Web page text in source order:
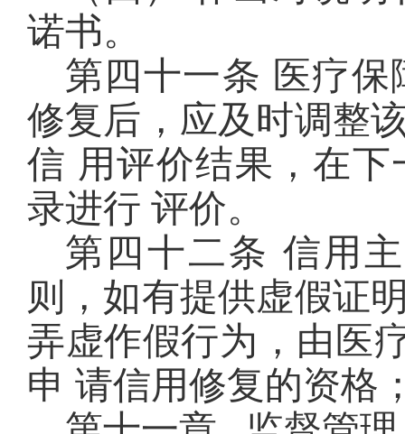
诺书。
第四十一条 医疗
修复后，应及时调整
信 用评价结果，在
录进行 评价。
第四十二条 信用
则，如有提供虚假证
弄虚作假行为，由医
申 请信用修复的资格